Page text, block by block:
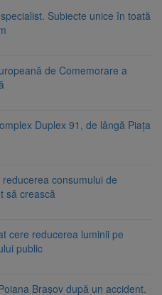
Subiecte unice în toată
de Comemorare a
Duplex 91, de lângă Piața
consumului de
să crească
cere reducerea luminii pe
public
Brașov după un accident.